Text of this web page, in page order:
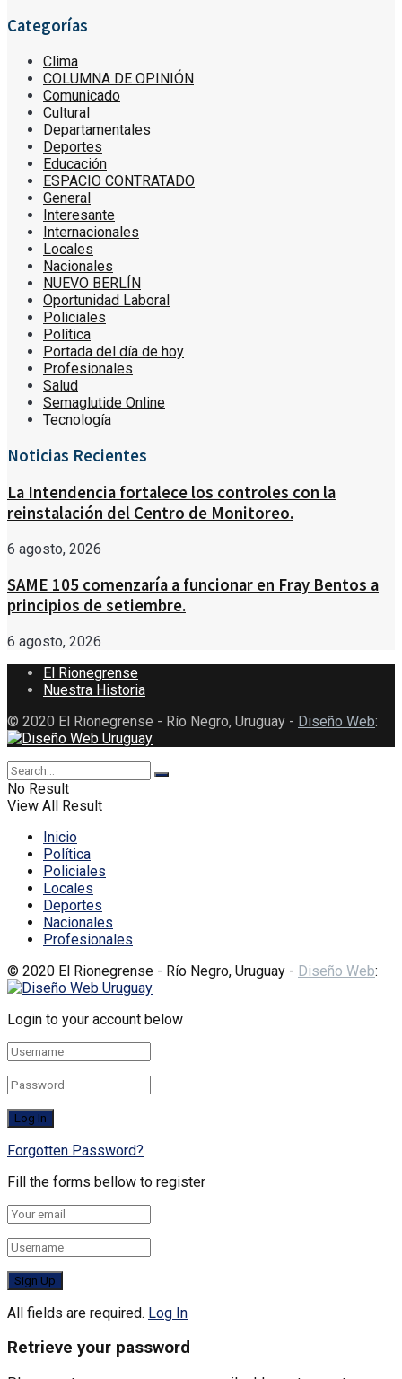
Categorías
Clima
COLUMNA DE OPINIÓN
Comunicado
Cultural
Departamentales
Deportes
Educación
ESPACIO CONTRATADO
General
Interesante
Internacionales
Locales
Nacionales
NUEVO BERLÍN
Oportunidad Laboral
Policiales
Política
Portada del día de hoy
Profesionales
Salud
Semaglutide Online
Tecnología
Noticias Recientes
La Intendencia fortalece los controles con la
reinstalación del Centro de Monitoreo.
6 agosto, 2026
SAME 105 comenzaría a funcionar en Fray Bentos a
principios de setiembre.
6 agosto, 2026
El Rionegrense
Nuestra Historia
© 2020 El Rionegrense - Río Negro, Uruguay - Diseño Web:
No Result
View All Result
Inicio
Política
Policiales
Locales
Deportes
Nacionales
Profesionales
© 2020 El Rionegrense - Río Negro, Uruguay - Diseño Web:
Login to your account below
Forgotten Password?
Fill the forms bellow to register
All fields are required. Log In
Retrieve your password